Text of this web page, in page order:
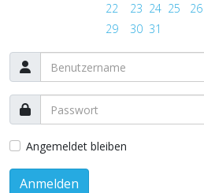
22
23 24 25 26
29
30 31
Angemeldet bleiben
Anmelden